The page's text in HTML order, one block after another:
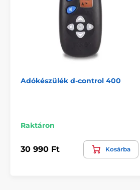
Adókészülék d-control 400
Raktáron
30 990 Ft Kosárba